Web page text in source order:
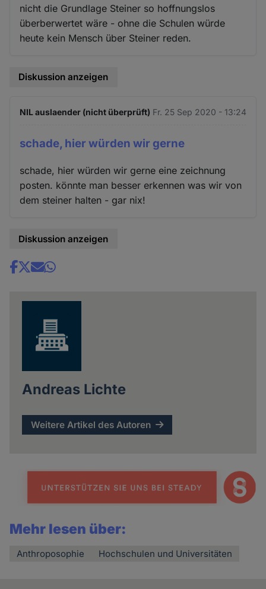
nicht die Grundlage Steiner so hoffnungslos
überberwertet wäre - ohne die Schulen würde
heute kein Mensch über Steiner reden.
Diskussion anzeigen
NIL auslaender (nicht überprüft) Fr. 25 Sep 2020 - 13:24
schade, hier würden wir gerne
schade, hier würden wir gerne eine zeichnung
posten. könnte man besser erkennen was wir von
dem steiner halten - gar nix!
Diskussion anzeigen
Share
Andreas Lichte
Weitere Artikel des Autoren
Mehr lesen über:
Anthroposophie Hochschulen und Universitäten